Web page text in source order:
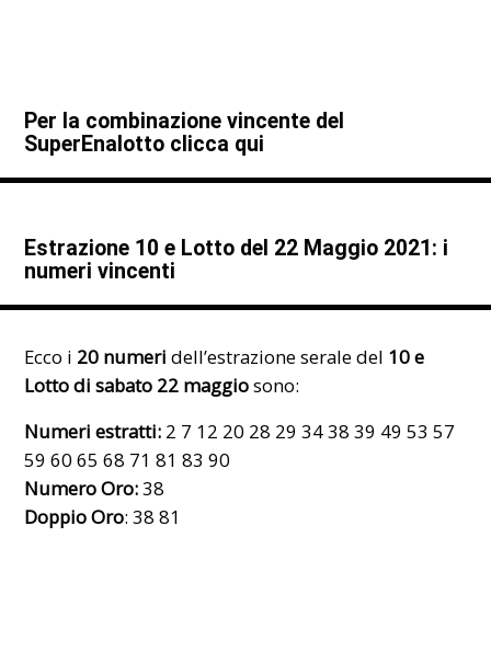
Per la combinazione vincente del
SuperEnalotto clicca qui
Estrazione 10 e Lotto del 22 Maggio 2021: i
numeri vincenti
Ecco i 20 numeridell’estrazione serale del 10 e
Lotto di sabato 22 maggiosono:
Numeri estratti: 2 7 12 20 28 29 34 38 39 49 53 57
59 60 65 68 71 81 83 90
Numero Oro:38
Doppio Oro: 38 81